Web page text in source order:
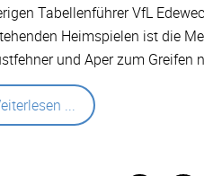
Tabellenführer VfL
Heimspielen ist die
und Aper zum Greifen
...